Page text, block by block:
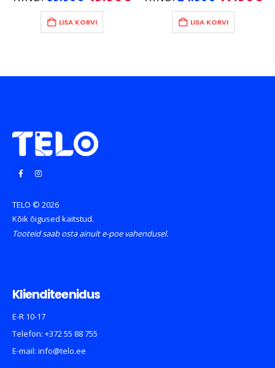
hind
oli:
69.90€.
hind
LISA KORVI
hind
oli:
24.90€.
LISA KORVI
TELO © 2026
Kõik õigused kaitstud.
Tooteid saab osta ainult e-poe vahendusel.
Klienditeenidus
E-R 10-17
Telefon: +372 55 88 755
E-mail: info@telo.ee